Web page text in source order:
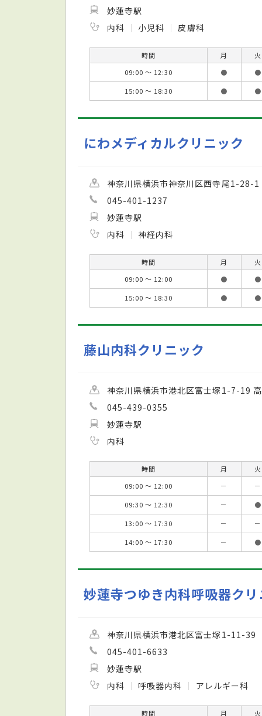
妙蓮寺駅
内科
小児科 皮膚科
時間 月 火
09:00 ～ 12:30
● ●
15:00 ～ 18:30
● ●
にわメディカルクリニック
神奈川県横浜市神奈川区西寺尾1-28-1
045-401-1237
妙蓮寺駅
内科
神経内科
時間 月 火
09:00 ～ 12:00
● ●
15:00 ～ 18:30
● ●
藤山内科クリニック
神奈川県横浜市港北区富士塚1-7-19
045-439-0355
妙蓮寺駅
内科
時間 月 火
09:00 ～ 12:00
－ －
09:30 ～ 12:30
－ ●
13:00 ～ 17:30
－ －
14:00 ～ 17:30
－ ●
妙蓮寺つゆき内科呼吸器クリ
神奈川県横浜市港北区富士塚1-11-39
045-401-6633
妙蓮寺駅
内科
呼吸器内科 アレルギー科
時間 月 火